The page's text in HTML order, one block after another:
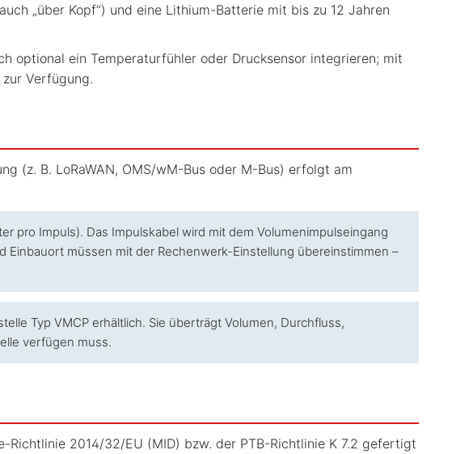
„über Kopf“) und eine Lithium-Batterie mit bis zu 12 Jahren
optional ein Temperaturfühler oder Drucksensor integrieren; mit
Verfügung.
(z. B. LoRaWAN, OMS/wM-Bus oder M-Bus) erfolgt am
pro Impuls). Das Impulskabel wird mit dem Volumenimpulseingang
Einbauort müssen mit der Rechenwerk-Einstellung übereinstimmen –
Typ VMCP erhältlich. Sie überträgt Volumen, Durchfluss,
verfügen muss.
2014/32/EU (MID) bzw. der PTB-Richtlinie K 7.2 gefertigt